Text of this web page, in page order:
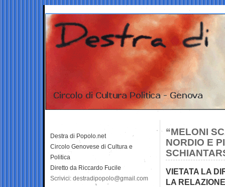
“MELONI
NORDIO E
VIETATA LA
LA
Destra di Popolo.net
Circolo Genovese di Cultura e
Politica
Diretto da Riccardo Fucile
Scrivici: destradipopolo@gmail.com